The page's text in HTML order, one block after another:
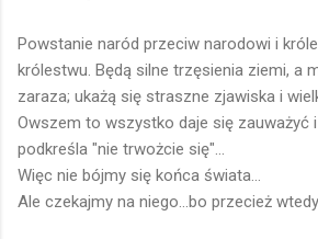
Powstanie naród przeciw narodowi i
królestwu. Będą silne trzęsienia ziemi, a
zaraza; ukażą się straszne zjawiska i
Owszem to wszystko daje się zauważyć
podkreśla "nie trwożcie się"...
Więc nie bójmy się końca świata...
Ale czekajmy na niego...bo przecież